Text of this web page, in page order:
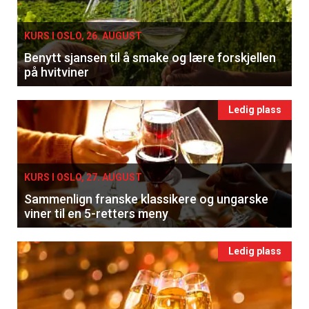
KURS I OSLO, 26. AUGUST
Benytt sjansen til å smake og lære forskjellen
på hvitviner
Ledig plass
KURS I OSLO, 27. AUGUST
Sammenlign franske klassikere og ungarske
viner til en 5-retters meny
Ledig plass